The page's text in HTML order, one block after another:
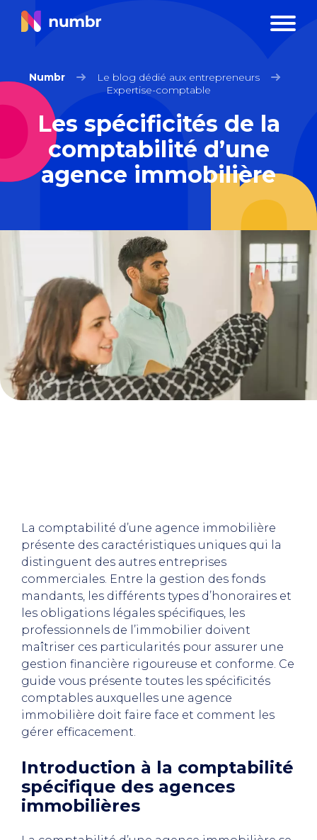
Numbr
Le blog dédié aux entrepreneurs
Expertise-comptable
Les spécificités de la
comptabilité d’une
agence immobilière
La comptabilité d’une agence immobilière
présente des caractéristiques uniques qui la
distinguent des autres entreprises
commerciales. Entre la gestion des fonds
mandants, les différents types d’honoraires et
les obligations légales spécifiques, les
professionnels de l’immobilier doivent
maîtriser ces particularités pour assurer une
gestion financière rigoureuse et conforme. Ce
guide vous présente toutes les spécificités
comptables auxquelles une agence
immobilière doit faire face et comment les
gérer efficacement.
Introduction à la comptabilité
spécifique des agences
immobilières